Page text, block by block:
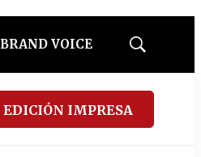
BRAND VOICE
Mostrar
EDICIÓN IMPRESA